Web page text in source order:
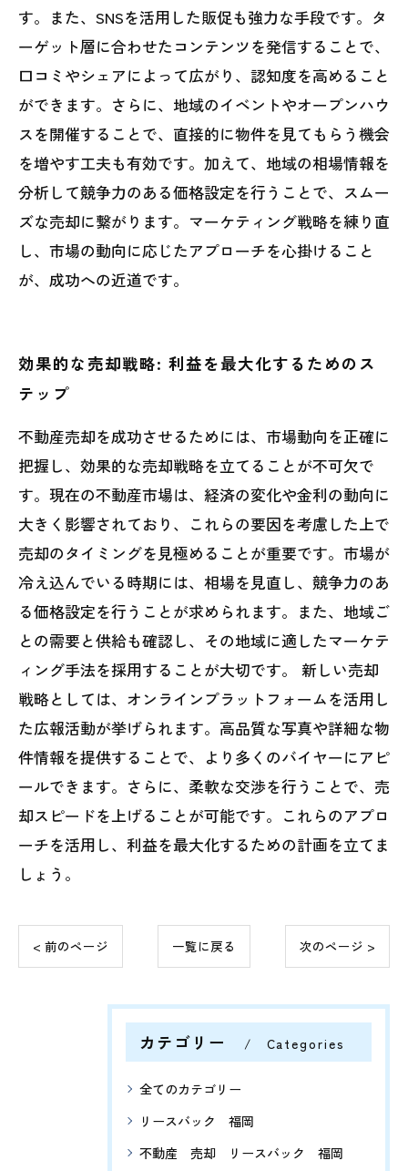
す。また、SNSを活用した販促も強力な手段です。タ
ーゲット層に合わせたコンテンツを発信することで、
口コミやシェアによって広がり、認知度を高めること
ができます。さらに、地域のイベントやオープンハウ
スを開催することで、直接的に物件を見てもらう機会
を増やす工夫も有効です。加えて、地域の相場情報を
分析して競争力のある価格設定を行うことで、スムー
ズな売却に繋がります。マーケティング戦略を練り直
し、市場の動向に応じたアプローチを心掛けること
が、成功への近道です。
効果的な売却戦略: 利益を最大化するためのス
テップ
不動産売却を成功させるためには、市場動向を正確に
把握し、効果的な売却戦略を立てることが不可欠で
す。現在の不動産市場は、経済の変化や金利の動向に
大きく影響されており、これらの要因を考慮した上で
売却のタイミングを見極めることが重要です。市場が
冷え込んでいる時期には、相場を見直し、競争力のあ
る価格設定を行うことが求められます。また、地域ご
との需要と供給も確認し、その地域に適したマーケテ
ィング手法を採用することが大切です。 新しい売却
戦略としては、オンラインプラットフォームを活用し
た広報活動が挙げられます。高品質な写真や詳細な物
件情報を提供することで、より多くのバイヤーにアピ
ールできます。さらに、柔軟な交渉を行うことで、売
却スピードを上げることが可能です。これらのアプロ
ーチを活用し、利益を最大化するための計画を立てま
しょう。
< 前のページ 一覧に戻る 次のページ >
カテゴリー Categories
全てのカテゴリー
リースバック 福岡
不動産 売却 リースバック 福岡